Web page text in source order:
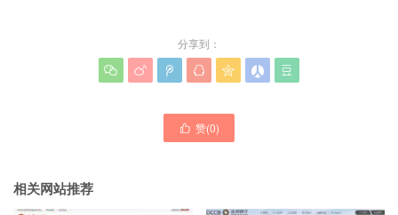
分享到：
      
 赞(0)
相关网站推荐